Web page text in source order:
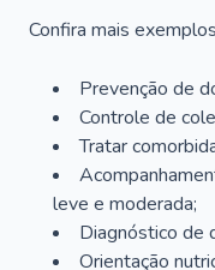
Confira mais
Prevenção de
Controle de
Tratar
leve e moderada;
Diagnóstico de
Orientação